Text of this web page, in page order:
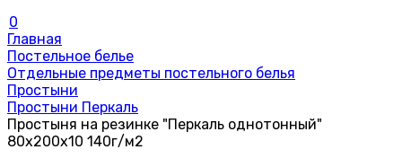
0
Главная
Постельное белье
Отдельные предметы постельного белья
Простыни
Простыни Перкаль
Простыня на резинке "Перкаль однотонный"
80х200х10 140г/м2